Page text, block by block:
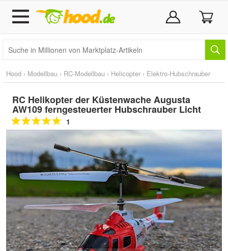
Hood › Modellbau › RC-Modellbau › Helicopter › Elektro-Hubschrauber
RC Helikopter der Küstenwache Augusta
AW109 ferngesteuerter Hubschrauber Licht
1